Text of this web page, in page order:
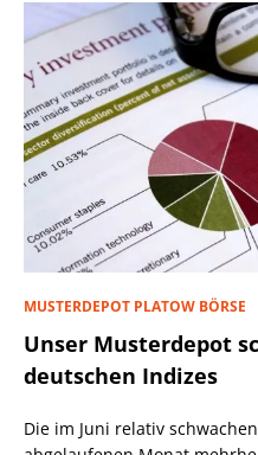
MUSTERDEPOT PLATOW BÖRSE
Unser Musterdepot
deutschen Indizes
Die im Juni relativ